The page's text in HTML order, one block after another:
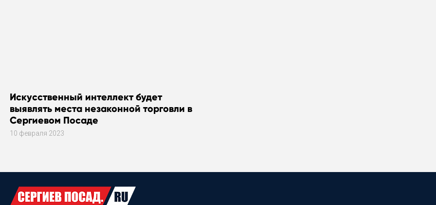
Искусственный интеллект будет
выявлять места незаконной торговли в
Сергиевом Посаде
10 февраля 2023